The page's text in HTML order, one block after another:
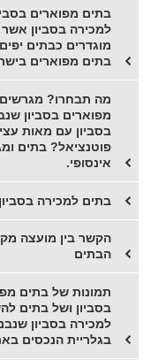
בתים מפוארים
למכירה בסביון אשר
מוגדרים כבתים
בתים מפוארים
מה תבחרו?
מפוארים בסביון
בסביון עם מאות
פוטנציאל? בתים
אינסופי.
בתים למכירה
הקשר בין מועצה
הבתים
תמונות של בתים
בסביון ושל בתים
למכירה בסביון
בגלריית הנכסים